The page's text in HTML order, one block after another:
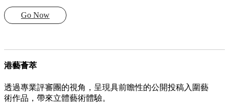
Go Now
港藝薈萃
透過專業評審團的視角，呈現具前瞻性的公開投稿入圍藝
術作品，帶來立體藝術體驗。